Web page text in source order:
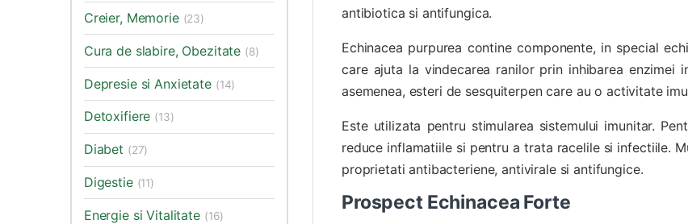
antibiotica si antifungica.
Echinacea purpurea contine componente, in special
care ajuta la vindecarea ranilor prin inhibarea enzimei
asemenea, esteri de sesquiterpen care au o activitate
Este utilizata pentru stimularea sistemului imunitar.
reduce inflamatiile si pentru a trata racelile si infectiile.
proprietati antibacteriene, antivirale si antifungice.
Prospect Echinacea Forte
Creier, Memorie (23)
Cura de slabire, Obezitate (8)
Depresie si Anxietate (14)
Detoxifiere (13)
Diabet (27)
Digestie (11)
Energie si Vitalitate (16)